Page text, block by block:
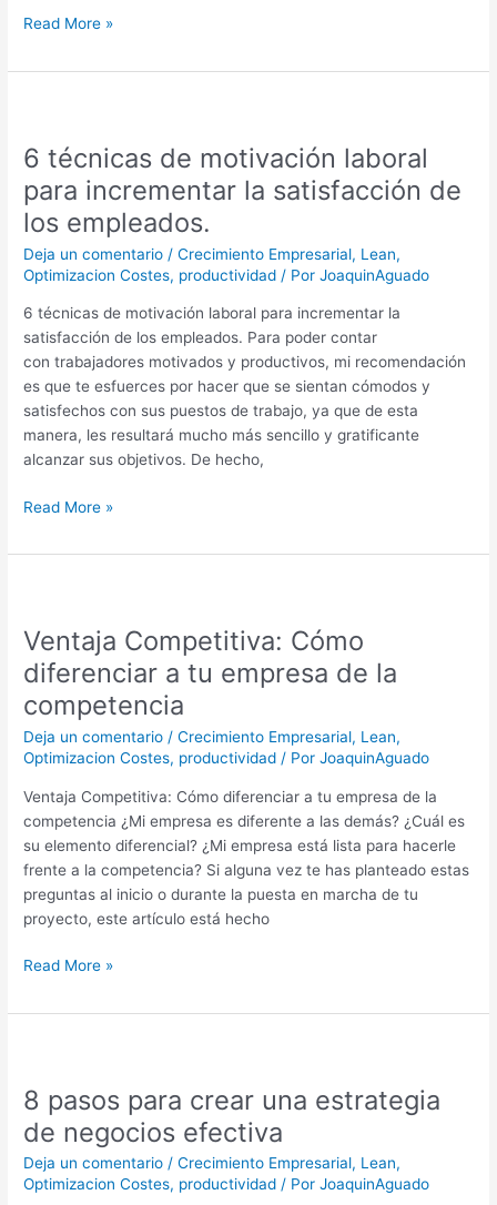
Read More »
6 técnicas de motivación laboral
para incrementar la satisfacción de
los empleados.
Deja un comentario /Crecimiento Empresarial, Lean,
Optimizacion Costes, productividad / PorJoaquinAguado
6 técnicas de motivación laboral para incrementar la
satisfacción de los empleados. Para poder contar
con trabajadores motivados y productivos, mi recomendación
es que te esfuerces por hacer que se sientan cómodos y
satisfechos con sus puestos de trabajo, ya que de esta
manera, les resultará mucho más sencillo y gratificante
alcanzar sus objetivos. De hecho,
de
motivación
laboral
para
incrementar
la
empleados.
Read More »
Ventaja Competitiva: Cómo
diferenciar a tu empresa de la
competencia
Deja un comentario /Crecimiento Empresarial, Lean,
Optimizacion Costes, productividad / PorJoaquinAguado
Ventaja Competitiva: Cómo diferenciar a tu empresa de la
competencia ¿Mi empresa es diferente a las demás? ¿Cuál es
su elemento diferencial? ¿Mi empresa está lista para hacerle
frente a la competencia? Si alguna vez te has planteado estas
preguntas al inicio o durante la puesta en marcha de tu
proyecto, este artículo está hecho
Cómo
diferenciar
a
tu
empresa
de
competencia
Read More »
8 pasos para crear una estrategia
de negocios efectiva
Deja un comentario /Crecimiento Empresarial, Lean,
Optimizacion Costes, productividad / PorJoaquinAguado
para
crear
una
estrategia
de